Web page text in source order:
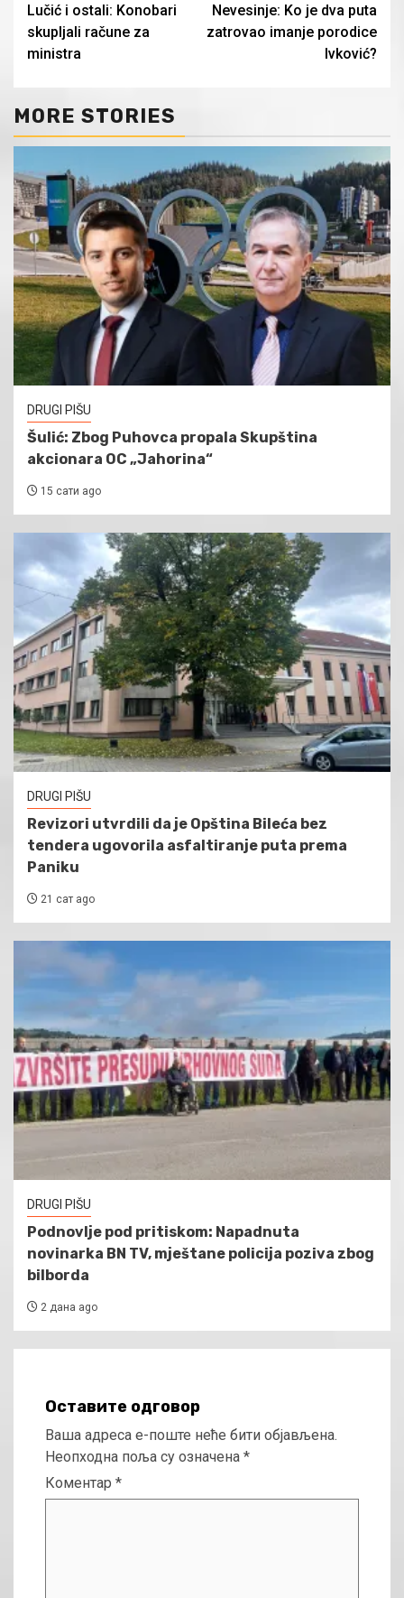
Reading
Lučić i ostali: Konobari
skupljali račune za
ministra
Nevesinje: Ko je dva puta
zatrovao imanje porodice
Ivković?
MORE STORIES
DRUGI PIŠU
Šulić: Zbog Puhovca propala Skupština
akcionara OC „Jahorina“
15 сати ago
DRUGI PIŠU
Revizori utvrdili da je Opština Bileća bez
tendera ugovorila asfaltiranje puta prema
Paniku
21 сат ago
DRUGI PIŠU
Podnovlje pod pritiskom: Napadnuta
novinarka BN TV, mještane policija poziva zbog
bilborda
2 дана ago
Оставите одговор
Ваша адреса е-поште неће бити објављена.
Неопходна поља су означена *
Коментар *